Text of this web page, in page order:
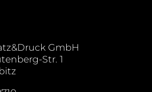
GmbH
Str. 1